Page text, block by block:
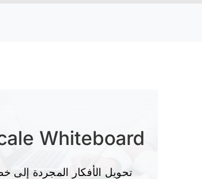
Whiteboard
تحويل الأفكار المجردة إلى